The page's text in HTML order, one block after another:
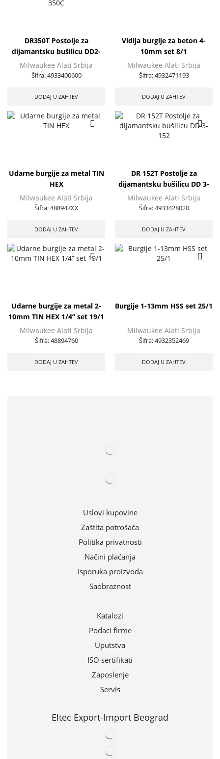
DR350T Postolje za
dijamantsku bušilicu DD2-
350C
Milwaukee Alati Srbija
Šifra:4933400600
DODAJ U ZAHTEV
Vidija burgije za beton 4-
10mm set 8/1
Milwaukee Alati Srbija
Šifra:4932471193
DODAJ U ZAHTEV
Udarne burgije za metal TIN
HEX
Milwaukee Alati Srbija
Šifra:488947XX
DODAJ U ZAHTEV
DR 152T Postolje za
dijamantsku bušilicu DD 3-
152
Milwaukee Alati Srbija
Šifra:4933428020
DODAJ U ZAHTEV
Udarne burgije za metal 2-
10mm TIN HEX 1/4” set 19/1
Milwaukee Alati Srbija
Šifra:48894760
DODAJ U ZAHTEV
Burgije 1-13mm HSS set 25/1
Milwaukee Alati Srbija
Šifra:4932352469
DODAJ U ZAHTEV
Uslovi kupovine
Zaštita potrošača
Politika privatnosti
Načini plaćanja
Isporuka proizvoda
Saobraznost
Katalozi
Podaci firme
Uputstva
ISO sertifikati
Zaposlenje
Servis
Eltec Export-Import Beograd